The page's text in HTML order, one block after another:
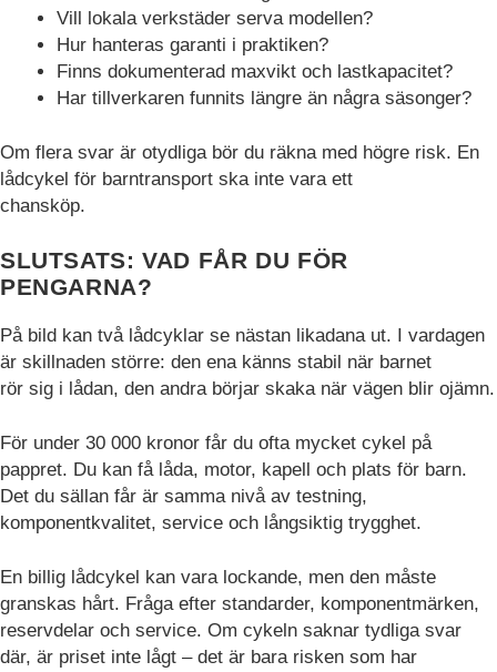
Vill lokala verkstäder serva modellen?
Hur hanteras garanti i praktiken?
Finns dokumenterad maxvikt och lastkapacitet?
Har tillverkaren funnits längre än några säsonger?
Om flera svar är otydliga bör du räkna med högre risk. En
lådcykel för barntransport ska inte vara ett
chansköp.
SLUTSATS: VAD FÅR DU FÖR
PENGARNA?
På bild kan två lådcyklar se nästan likadana ut. I vardagen
är skillnaden större: den ena känns stabil när barnet
rör sig i lådan, den andra börjar skaka när vägen blir ojämn.
För under 30 000 kronor får du ofta mycket cykel på
pappret. Du kan få låda, motor, kapell och plats för barn.
Det du sällan får är samma nivå av testning,
komponentkvalitet, service och långsiktig trygghet.
En billig lådcykel kan vara lockande, men den måste
granskas hårt. Fråga efter standarder, komponentmärken,
reservdelar och service. Om cykeln saknar tydliga svar
där, är priset inte lågt – det är bara risken som har